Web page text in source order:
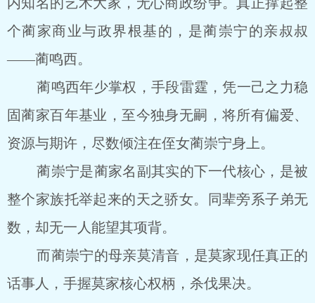
个蔺家商业与政界根基的，是蔺崇宁的亲叔叔
――蔺鸣西。
蔺鸣西年少掌权，手段雷霆，凭一己之力稳
固蔺家百年基业，至今独身无嗣，将所有偏爱、
资源与期许，尽数倾注在侄女蔺崇宁身上。
蔺崇宁是蔺家名副其实的下一代核心，是被
整个家族托举起来的天之骄女。同辈旁系子弟无
数，却无一人能望其项背。
而蔺崇宁的母亲莫清音，是莫家现任真正的
话事人，手握莫家核心权柄，杀伐果决。